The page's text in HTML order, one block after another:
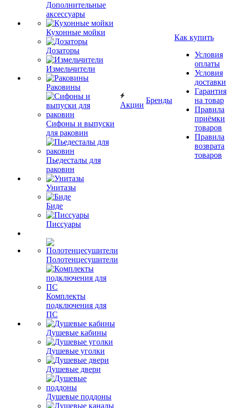
Дополнительные
аксессуары
Кухонные мойки
Дозаторы
Измельчители
Раковины
Сифоны и выпуски
для раковин
Пьедесталы для
раковин
Унитазы
Биде
Писсуары
Полотенцесушители
Комплекты
подключения для
ПС
Душевые кабины
Душевые уголки
Душевые двери
Душевые поддоны
Акции
Бренды
Как купить
Условия
оплаты
Условия
доставки
Гарантия
на товар
Правила
приёмки
товаров
Правила
возврата
товаров